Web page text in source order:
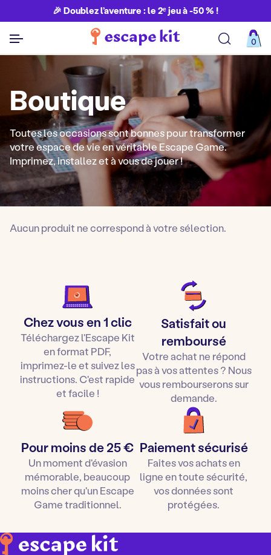
🎉 Doublez l’aventure : le 2ᵉ jeu à -50 % !
0
Boutique
Toutes les occasions sont bonnes pour transformer
votre espace de vie en véritable Escape Game.
Imprimez, installez et à vous de jouer !
Aucun produit ne correspond à votre sélection.
Chez vous en 1 clic
Téléchargez l'Escape Kit
en format PDF,
imprimez-le et suivez les
instructions. C'est rapide
et facile !
Satisfait ou
remboursé
Votre achat ne répond
pas à vos attentes ? Nous
vous rembourserons sur
demande.
Pour moins de 25 €
Un moment d'évasion
mémorable, beaucoup
moins cher qu'un Escape
Game traditionnel.
Paiement sécurisé
Faites vos achats en
ligne en toute sécurité,
vos données sont
protégées.